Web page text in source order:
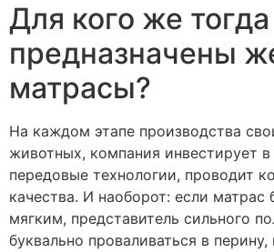
Для кого же тогда
предназначены
матрасы?
На каждом этапе производства
животных, компания инвестирует
передовые технологии, проводит
качества. И наоборот: если матрас
мягким, представитель сильного
буквально проваливаться в